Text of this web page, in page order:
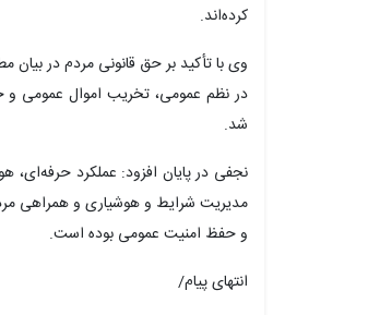
کرده‌اند.
وی با تأکید بر حق قانونی مردم در بیان
در نظم عمومی، تخریب اموال عمومی و
شد.
نجفی در پایان افزود: عملکرد
مدیریت شرایط و هوشیاری و همراهی
و حفظ امنیت عمومی بوده است.
انتهای پیام/